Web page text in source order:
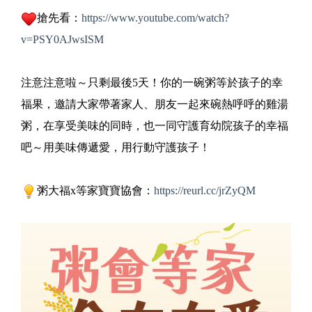
搶先看： https://www.youtube.com/watch?
v=PSY0AJwsISM
注意注意啦～只剩最後5天！你的一碗粥等於孩子的幸
福果，邀請大家帶著家人、朋友一起來碗熱呼呼的雞湯
粥，在享受美味的同時，也一同守護育幼院孩子的幸福
吧～用美味傳遞愛，用行動守護孩子！
粥大福x等家寶寶協會： https://reurl.cc/jrZyQM